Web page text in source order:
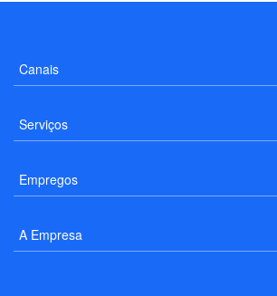
Canais
Serviços
Empregos
A Empresa